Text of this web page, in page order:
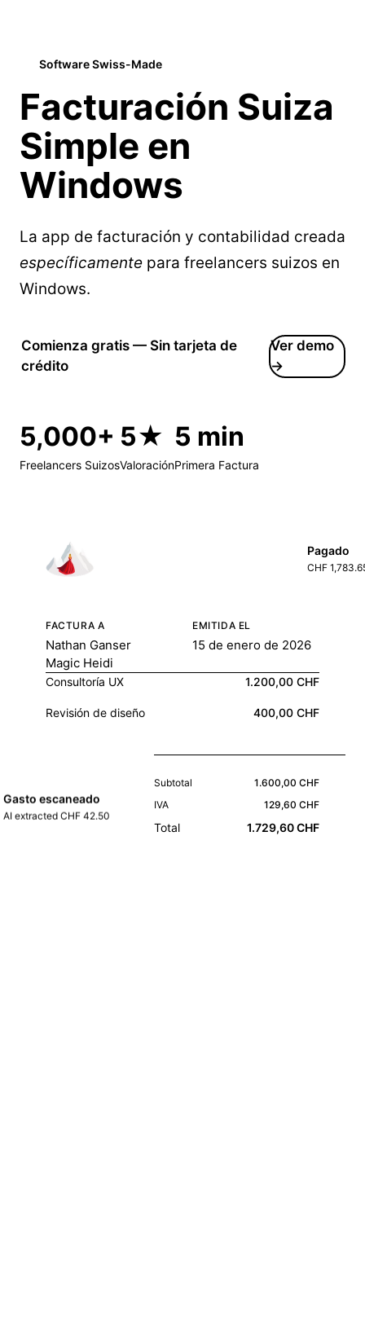
Software Swiss-Made
Facturación Suiza
Simple en
Windows
La app de facturación y contabilidad creada
específicamente para freelancers suizos en
Windows.
Comienza gratis — Sin tarjeta de
crédito
Ver demo
→
5,000+
Freelancers Suizos
5★
Valoración
5 min
Primera Factura
FACTURA A
Nathan Ganser
Magic Heidi
EMITIDA EL
15 de enero de 2026
Consultoría UX 1.200,00 CHF
Revisión de diseño 400,00 CHF
Subtotal
1.600,00 CHF
IVA
129,60 CHF
Total 1.729,60 CHF
Pagado
CHF
Gasto escaneado
AI extracted CHF 42.50